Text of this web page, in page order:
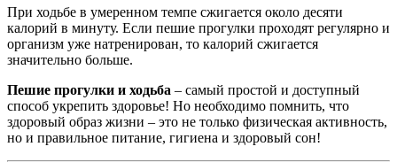
При ходьбе в умеренном темпе сжигается около десяти
калорий в минуту. Если пешие прогулки проходят регулярно и
организм уже натренирован, то калорий сжигается
значительно больше.
Пешие прогулки и ходьба – самый простой и доступный
способ укрепить здоровье! Но необходимо помнить, что
здоровый образ жизни – это не только физическая активность,
но и правильное питание, гигиена и здоровый сон!